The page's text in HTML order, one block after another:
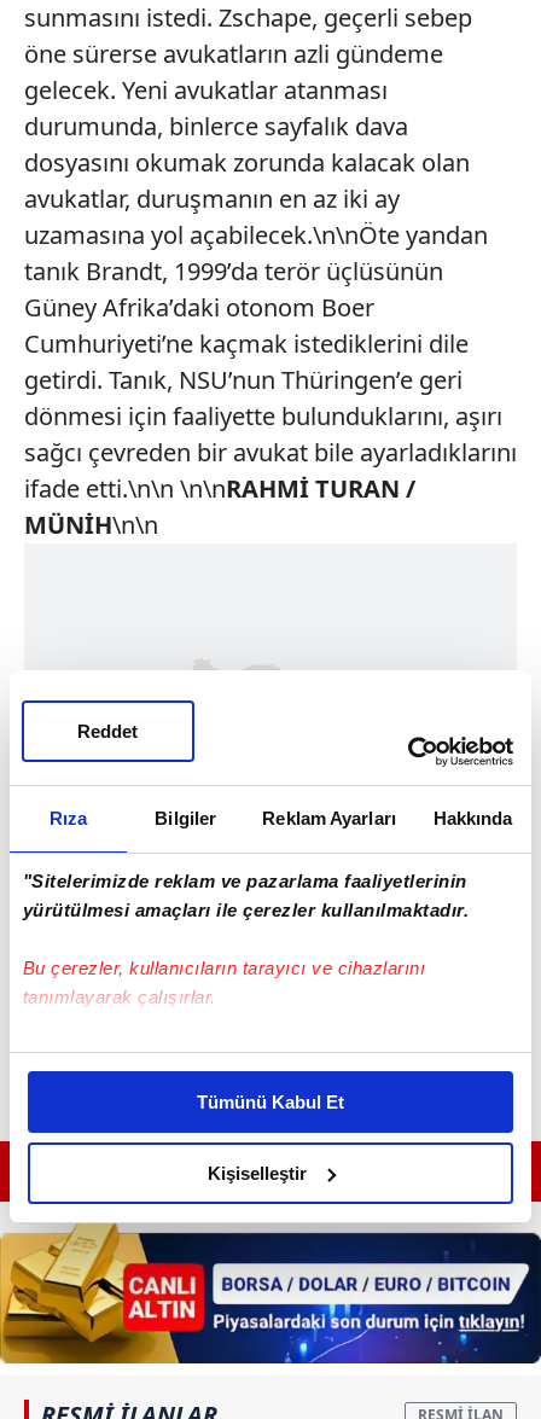
Rıza Bilgiler Reklam Ayarları Hakkında
"Sitelerimizde reklam ve pazarlama faaliyetlerinin
yürütülmesi amaçları ile çerezler kullanılmaktadır.
Bu çerezler, kullanıcıların tarayıcı ve cihazlarını
tanımlayarak çalışırlar.
Bu çerezlere izin vermeniz halinde sizlere özel
daha iyi reklam deneyimi yaşatabiliriz. Bunu yaparken
amacımızın size daha iyi bir reklam deneyimi sunmak
olduğunu ve sizlere en iyi içerikleri sunabilmek adına
elimizden gelen çabayı gösterdiğimizi ve bu noktada,
reklamların maliyetlerimizi karşılamak noktasında tek gelir
kalemimiz olduğunu sizlere hatırlatmak isteriz.
Her halükârda, kullanıcılar, bu çerezlere izin vermedikleri
takdirde, kullanıcılara hedefli reklamlar
Tümünü Kabul Et
Kişiselleştir
Reddet
sunmasını istedi. Zschape, geçerli sebep
öne sürerse avukatların azli gündeme
gelecek. Yeni avukatlar atanması
durumunda, binlerce sayfalık dava
dosyasını okumak zorunda kalacak olan
avukatlar, duruşmanın en az iki ay
uzamasına yol açabilecek.\n\nÖte yandan
tanık Brandt, 1999’da terör üçlüsünün
Güney Afrika’daki otonom Boer
Cumhuriyeti’ne kaçmak istediklerini dile
getirdi. Tanık, NSU’nun Thüringen’e geri
dönmesi için faaliyette bulunduklarını, aşırı
sağcı çevreden bir avukat bile ayarladıklarını
ifade etti.\n\n \n\nRAHMİ TURAN /
MÜNİH\n\n
GÜNÜN EN ÖNEMLİ MANŞETLERİ İÇİN TIKLAYIN